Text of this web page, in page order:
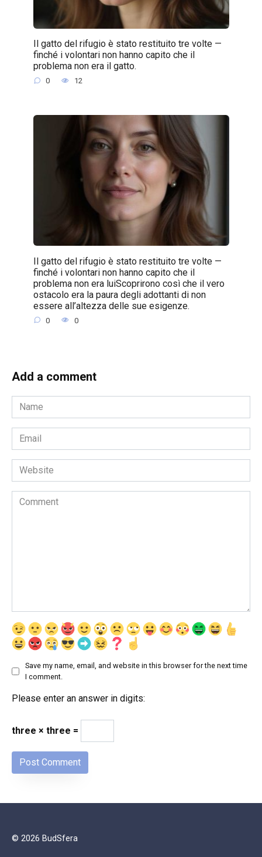
Il gatto del rifugio è stato restituito tre volte —
finché i volontari non hanno capito che il
problema non era il gatto.
0 12
Il gatto del rifugio è stato restituito tre volte —
finché i volontari non hanno capito che il
problema non era luiScoprirono così che il vero
ostacolo era la paura degli adottanti di non
essere all’altezza delle sue esigenze.
0 0
Add a comment
Name
*
Email
*
Website
Comment
Save my name, email, and website in this browser for the next time
I comment.
Please enter an answer in digits:
three × three =
© 2026 BudSfera